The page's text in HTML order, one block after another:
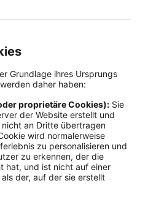
Grundlage ihres Ursprungs
daher haben:
proprietäre Cookies): Sie
der Website erstellt und
an Dritte übertragen
wird normalerweise
zu personalisieren und
zu erkennen, der die
hat, und ist nicht auf einer
der, auf der sie erstellt